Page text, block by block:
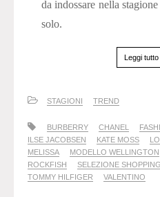
da indossare nella
solo.
Leggi tutto
STAGIONI TREND
BURBERRY CHANEL
ILSE JACOBSEN
KATE MOSS
MELISSA
MODELLO WELLINGTON
ROCKFISH
SELEZIONE SHOPPING
TOMMY HILFIGER
VALENTINO